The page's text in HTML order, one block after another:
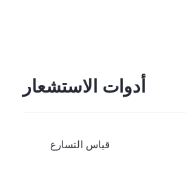
أدوات الاستشعار
قياس التسارع